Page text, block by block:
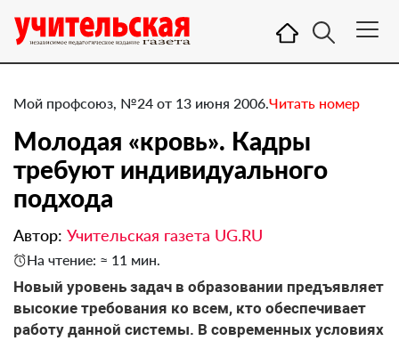
Мой профсоюз, №24 от 13 июня 2006.Читать номер
Молодая «кровь». Кадры
требуют индивидуального
подхода
Автор: Учительская газета UG.RU
На чтение: ≈ 11 мин.
Новый уровень задач в образовании предъявляет
высокие требования ко всем, кто обеспечивает
работу данной системы. В современных условиях